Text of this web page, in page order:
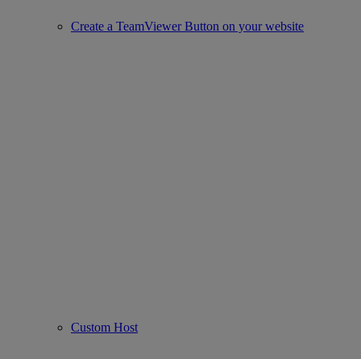
Create a TeamViewer Button on your website
Custom Host